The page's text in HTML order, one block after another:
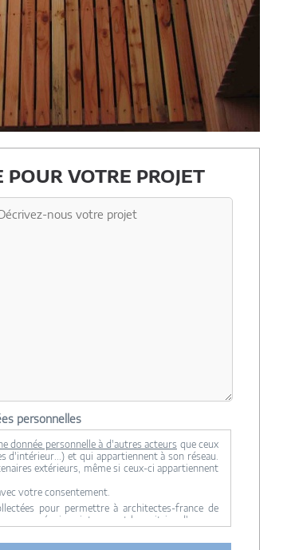
VOTRE PROJET
personnelles
donnée personnelle à d'autres acteurs que ceux
d'intérieur...) et qui appartiennent à son réseau.
extérieurs, même si ceux-ci appartiennent
votre consentement.
pour permettre à architectes-france de
ses équipes internes et la maitrise d'oeuvre